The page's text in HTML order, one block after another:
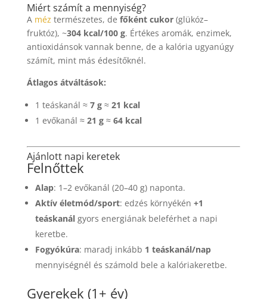
Miért számít a mennyiség?
A méz természetes, de főként cukor(glükóz–
fruktóz), ~304 kcal/100 g. Értékes aromák, enzimek,
antioxidánsok vannak benne, de a kalória ugyanúgy
számít, mint más édesítőknél.
Átlagos átváltások:
1 teáskanál ≈ 7 g≈ 21 kcal
1 evőkanál ≈ 21 g≈ 64 kcal
Ajánlott napi keretek
Felnőttek
Alap: 1–2 evőkanál (20–40 g) naponta.
Aktív életmód/sport: edzés környékén +1
teáskanálgyors energiának beleférhet a napi
keretbe.
Fogyókúra: maradj inkább 1 teáskanál/nap
mennyiségnél és számold bele a kalóriakeretbe.
Gyerekek (1+ év)